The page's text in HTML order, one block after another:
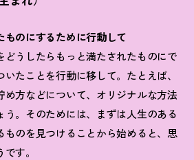
のにするために行動して
どうしたらもっと満たされたものにで
たことを行動に移して。たとえば、
め方などについて、オリジナルな方法
う。そのためには、まずは人生のある
ものを見つけることから始めると、思
す。